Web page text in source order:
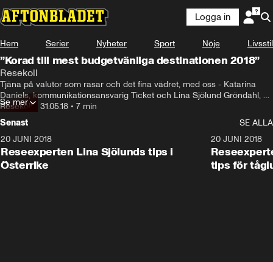
Logga in
Hem Serier Nyheter Sport Nöje Livsstil
”Korad till mest budgetvänliga destinationen 2018”
Resekoll
Tjäna på valutor som rasar och det fina vädret, med oss - Katarina
Daniels, kommunikationsansvarig Ticket och Lina Sjölund Gröndahl,
flygvärdinna och resebloggare
Resekoll• 31.05.18 • 7 min
Se mer
Senast
SE ALLA
20 JUNI 2018
Reseexperten Lina Sjölunds tips i
Österrike
20 JUNI 2018
tips för